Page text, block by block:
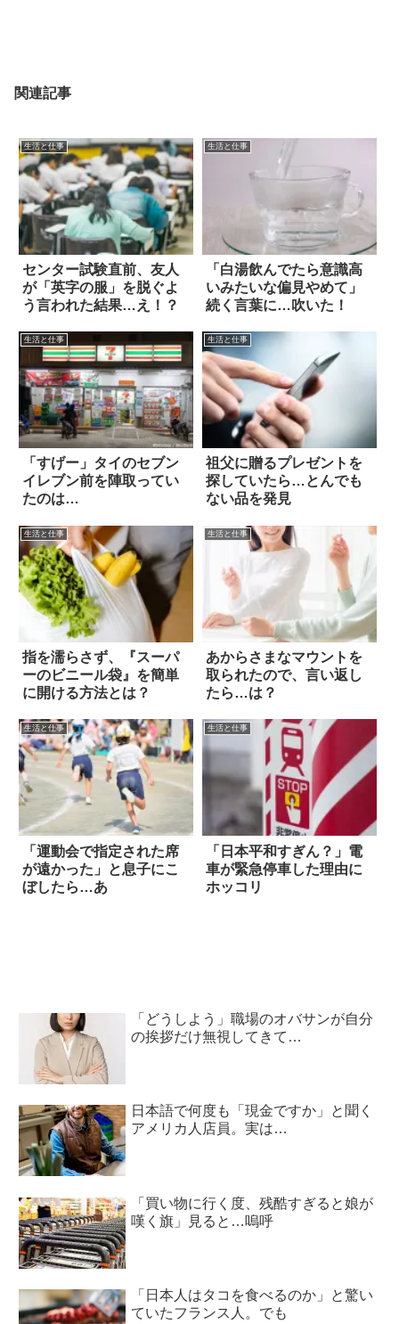
関連記事
生活と仕事
センター試験直前、友人
が「英字の服」を脱ぐよ
う言われた結果…え！？
生活と仕事
「白湯飲んでたら意識高
いみたいな偏見やめて」
続く言葉に…吹いた！
生活と仕事
「すげー」タイのセブン
イレブン前を陣取ってい
たのは…
生活と仕事
祖父に贈るプレゼントを
探していたら…とんでも
ない品を発見
生活と仕事
指を濡らさず、『スーパ
ーのビニール袋』を簡単
に開ける方法とは？
生活と仕事
あからさまなマウントを
取られたので、言い返し
たら…は？
生活と仕事
「運動会で指定された席
が遠かった」と息子にこ
ぼしたら…あ
生活と仕事
「日本平和すぎん？」電
車が緊急停車した理由に
ホッコリ
「どうしよう」職場のオバサンが自分
の挨拶だけ無視してきて…
日本語で何度も「現金ですか」と聞く
アメリカ人店員。実は…
「買い物に行く度、残酷すぎると娘が
嘆く旗」見ると…嗚呼
「日本人はタコを食べるのか」と驚い
ていたフランス人。でも